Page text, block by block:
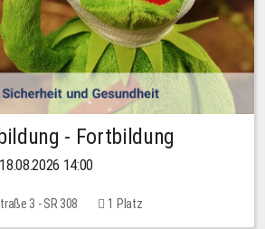
- Fortbildung
14:00
3 - SR 308 1 Platz